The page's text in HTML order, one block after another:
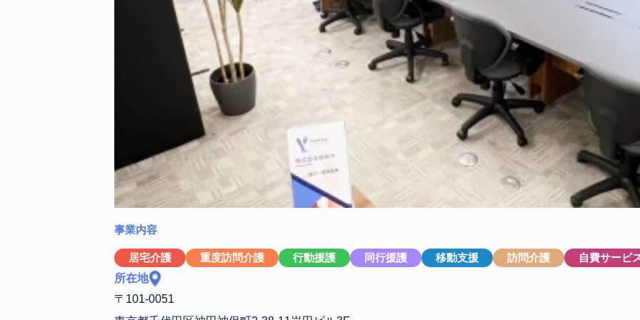
事業内容
居宅介護 重度訪問介護 行動援護 同行援護 移動支援 訪問介護
自費サービ
所在地
〒101-0051